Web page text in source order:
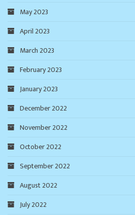
May 2023
April 2023
March 2023
February 2023
January 2023
December 2022
November 2022
October 2022
September 2022
August 2022
July 2022